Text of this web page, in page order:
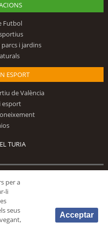
Futbol
parcs i jardins
ESPORT
de València
esport
TURIA
per a
li
seus
Acceptar